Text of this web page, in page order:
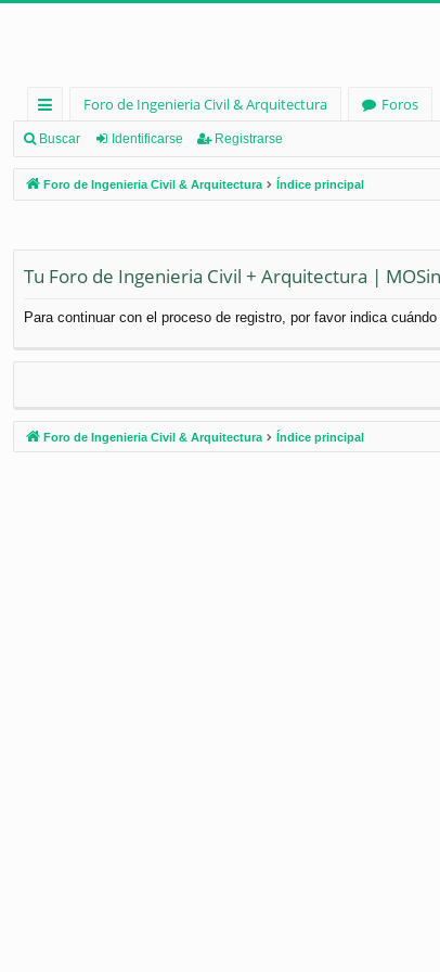
nl
ac
es
pi
Foro de Ingenieria Civil & Arquitectura
Foros
Buscar Identificarse Registrarse
Foro de Ingenieria Civil & Arquitectura Índice principal
Tu Foro de Ingenieria Civil + Arquitectura |
Para continuar con el proceso de registro, por favor indica
Foro de Ingenieria Civil & Arquitectura Índice principal